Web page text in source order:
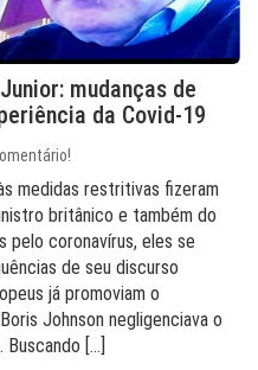
mudanças de
da Covid-19
medidas restritivas fizeram
britânico e também do
pelo coronavírus, eles se
de seu discurso
já promoviam o
Johnson negligenciava o
Buscando […]